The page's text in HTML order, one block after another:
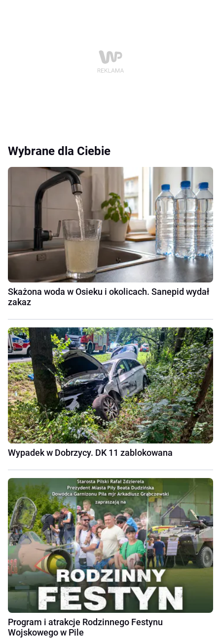
Wybrane dla Ciebie
Skażona woda w Osieku i okolicach. Sanepid wydał
zakaz
Wypadek w Dobrzycy. DK 11 zablokowana
Program i atrakcje Rodzinnego Festynu
Wojskowego w Pile